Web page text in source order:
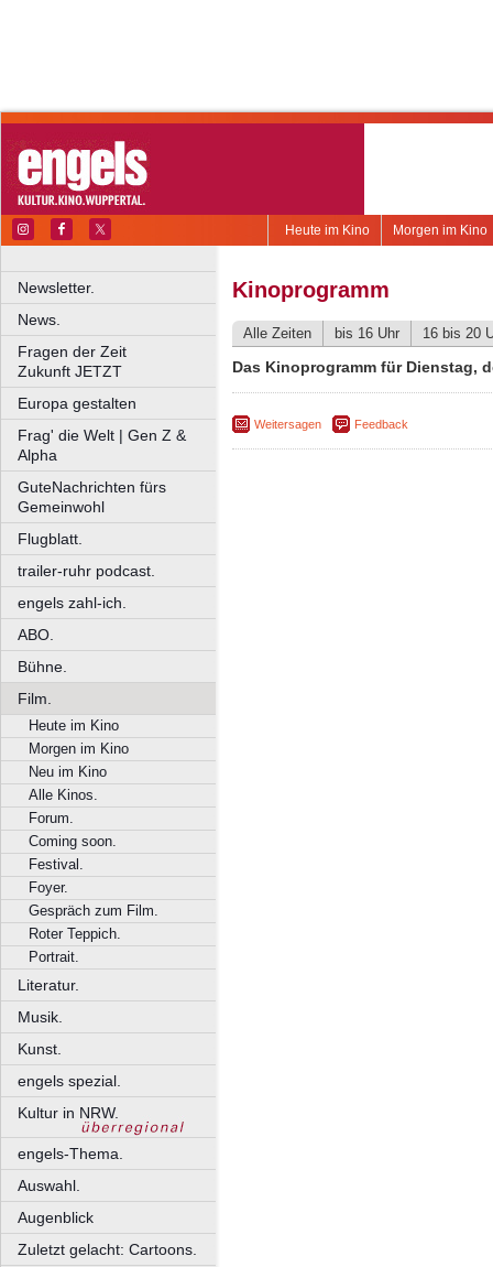
Morgen im Kino
Heute im Kino
Newsletter.
News.
Fragen der Zeit
Zukunft JETZT
Europa gestalten
Frag' die Welt | Gen Z &
Alpha
GuteNachrichten fürs
Gemeinwohl
Flugblatt.
trailer-ruhr podcast.
engels zahl-ich.
ABO.
Bühne.
Film.
Heute im Kino
Morgen im Kino
Neu im Kino
Alle Kinos.
Forum.
Coming soon.
Festival.
Foyer.
Gespräch zum Film.
Roter Teppich.
Portrait.
Literatur.
Musik.
Kunst.
engels spezial.
Kultur in NRW.
engels-Thema.
Auswahl.
Augenblick
Zuletzt gelacht: Cartoons.
Kinoprogramm
Alle Zeiten bis 16 Uhr 16 bis 20
Das Kinoprogramm für Dienstag,
Weitersagen Feedback